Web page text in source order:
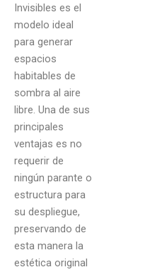
Invisibles es el
modelo ideal
para generar
espacios
habitables de
sombra al aire
libre. Una de sus
principales
ventajas es no
requerir de
ningún parante o
estructura para
su despliegue,
preservando de
esta manera la
estética original